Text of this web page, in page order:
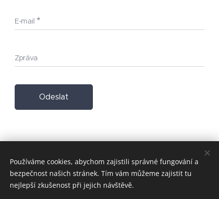
E-mail
Zpráva
Odeslat
Používáme cookies, abychom zajistili správné fungování a
bezpečnost našich stránek. Tím vám můžeme zajistit tu
nejlepší zkušenost při jejich návštěvě.